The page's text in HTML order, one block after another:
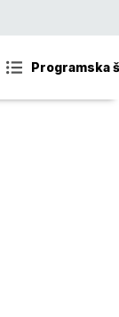
Programska